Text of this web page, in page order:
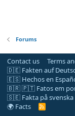
Forums
Contact us Terms
🇩🇪 Fakten auf
🇪🇸 Hechos en
🇧🇷 🇵🇹 Fatos em
🇸🇪 Fakta på svenska
🌍 Facts
R